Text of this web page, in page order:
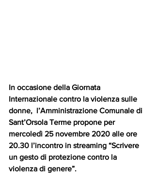
In occasione della Giornata
Internazionale contro la violenza sulle
donne,  l’Amministrazione Comunale di
Sant’Orsola Terme propone per
mercoledì 25 novembre 2020 alle ore
20.30 l’incontro in streaming “Scrivere
un gesto di protezione contro la
violenza di genere”.